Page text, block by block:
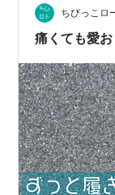
ちびっこロ
痛くても愛お